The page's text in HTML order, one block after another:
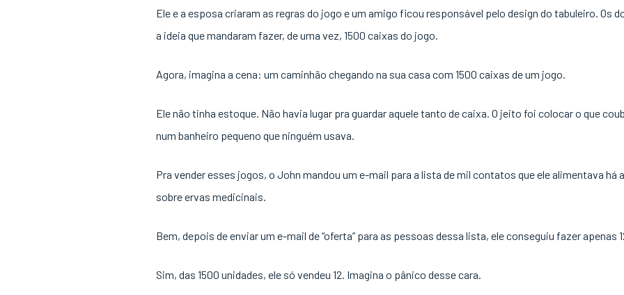
Ele e a esposa criaram as regras do jogo e um amigo ficou responsável pelo design do tabuleiro. Os
a ideia que mandaram fazer, de uma vez, 1500 caixas do jogo.
Agora, imagina a cena: um caminhão chegando na sua casa com 1500 caixas de um jogo.
Ele não tinha estoque. Não havia lugar pra guardar aquele tanto de caixa. O jeito foi colocar o que
num banheiro pequeno que ninguém usava.
Pra vender esses jogos, o John mandou um e-mail para a lista de mil contatos que ele alimentava
sobre ervas medicinais.
Bem, depois de enviar um e-mail de “oferta” para as pessoas dessa lista, ele conseguiu fazer apenas
Sim, das 1500 unidades, ele só vendeu 12. Imagina o pânico desse cara.